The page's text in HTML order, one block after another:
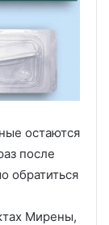
остаются
после
обратиться
Мирены,